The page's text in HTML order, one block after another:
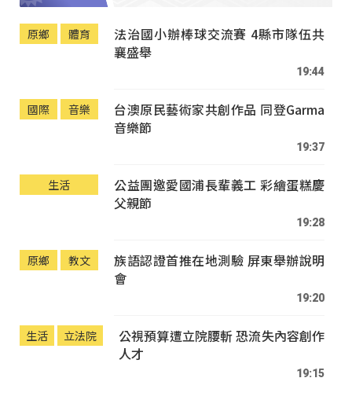
原鄉 體育
法治國小辦棒球交流賽 4縣市隊伍共
襄盛舉
19:44
國際 音樂
台澳原民藝術家共創作品 同登Garma
音樂節
19:37
生活
公益團邀愛國浦長輩義工 彩繪蛋糕慶
父親節
19:28
原鄉 教文
族語認證首推在地測驗 屏東舉辦說明
會
19:20
生活 立法院
公視預算遭立院腰斬 恐流失內容創作
人才
19:15